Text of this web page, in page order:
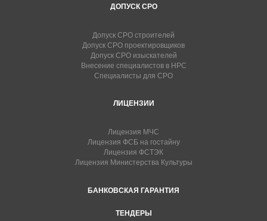
ДОПУСК СРО
Допуск СРО строителей
Допуск СРО проектировщиков
Допуск СРО изыскателей
Внесение специалистов в НРС
Специалисты для СРО
ЛИЦЕНЗИИ
Лицензия МЧС
Лицензия ФСБ на гостайну
Лицензия ФСТЭК
Лицензия Министерства Культуры
БАНКОВСКАЯ ГАРАНТИЯ
ТЕНДЕРЫ